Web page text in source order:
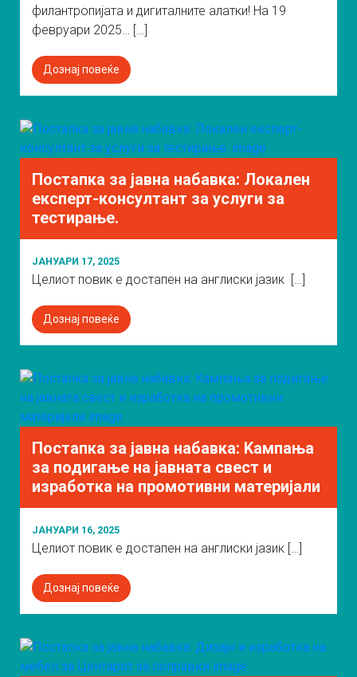
филантропијата и дигиталните алатки! На 19
февруари 2025… […]
Дознај повеќе
Постапка за јавна набавка: Локален
експерт-консултант за услуги за
тестирање.
ЈАНУАРИ 17, 2025
Целиот повик е достапен на англиски јазик […]
Дознај повеќе
Постапка за јавна набавка: Kампања
за подигање на јавната свест и
изработка на промотивни материјали
ЈАНУАРИ 16, 2025
Целиот повик е достапен на англиски јазик […]
Дознај повеќе